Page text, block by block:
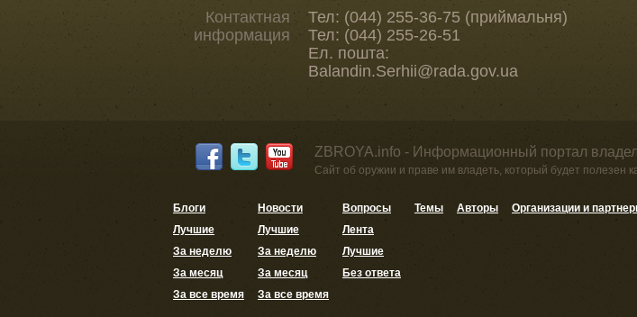
Контактная
информация
Тел: (044) 255-36-75 (приймальня)
Тел: (044) 255-26-51
Ел. пошта:
Balandin.Serhii@rada.gov.ua
ZBROYA.info - Информационный портал
Сайт об оружии и праве им владеть, который будет
Блоги
Лучшие
За неделю
За месяц
За все время
Новости
Лучшие
За неделю
За месяц
За все время
Вопросы
Лента
Лучшие
Без ответа
Темы Авторы Организации и